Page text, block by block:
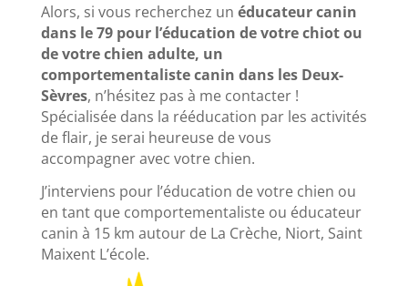
Alors, si vous recherchez un éducateur canin
dans le 79 pour l’éducation de votre chiot ou
de votre chien adulte, un
comportementaliste canin dans les Deux-
Sèvres, n’hésitez pas à me contacter !
Spécialisée dans la rééducation par les activités
de flair, je serai heureuse de vous
accompagner avec votre chien.
J’interviens pour l’éducation de votre chien ou
en tant que comportementaliste ou éducateur
canin à 15 km autour de La Crèche, Niort, Saint
Maixent L’école.